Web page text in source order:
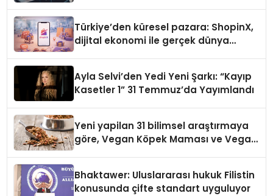
Türkiye’den küresel pazara: ShopinX,
dijital ekonomi ile gerçek dünya
Ayla Selvi’den Yedi Yeni Şarkı: “Kayıp
Kasetler 1” 31 Temmuz’da Yayımlandı
Yeni yapilan 31 bilimsel araştırmaya
göre, Vegan Köpek Maması ve Vegan
Bhaktawer: Uluslararası hukuk Filistin
konusunda çifte standart uyguluyor